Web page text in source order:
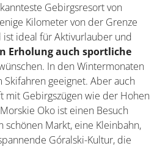
Gebirgsresort von
Kilometer von der Grenze
ideal für Aktivurlauber und
Erholung auch sportliche
In den Wintermonaten
Skifahren geeignet. Aber auch
mit Gebirgszügen wie der Hohen
Oko ist einen Besuch
schönen Markt, eine Kleinbahn,
Góralski-Kultur, die